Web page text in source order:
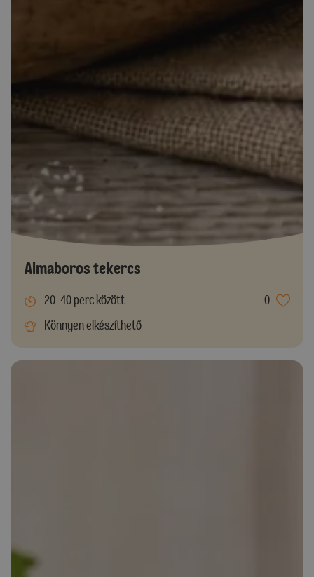
Almaboros tekercs
20-40 perc között
0
Könnyen elkészíthető